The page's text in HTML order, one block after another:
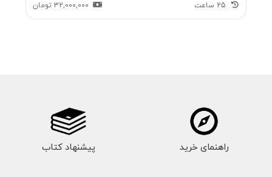
32,000,000 تومان
راهنمای خرید پیشنهاد کتاب